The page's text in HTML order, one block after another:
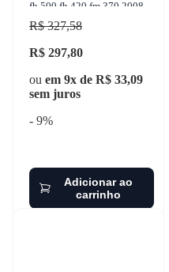
fh 500 fh 420 fm 370 2008-
2012 unifap - uf-1.181/4
R$ 327,58
R$ 297,80
ou em 9x de R$ 33,09
sem juros
- 9%
Adicionar ao
carrinho